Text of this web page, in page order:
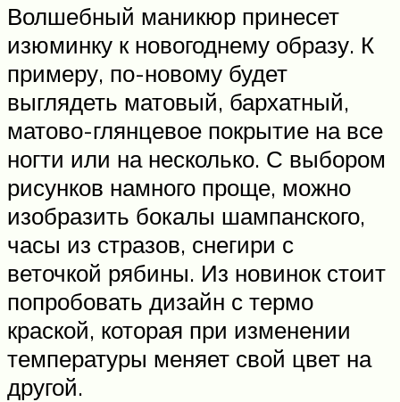
Волшебный маникюр принесет
изюминку к новогоднему образу. К
примеру, по-новому будет
выглядеть матовый, бархатный,
матово-глянцевое покрытие на все
ногти или на несколько. С выбором
рисунков намного проще, можно
изобразить бокалы шампанского,
часы из стразов, снегири с
веточкой рябины. Из новинок стоит
попробовать дизайн с термо
краской, которая при изменении
температуры меняет свой цвет на
другой.